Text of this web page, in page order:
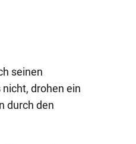
seinen
drohen ein
durch den